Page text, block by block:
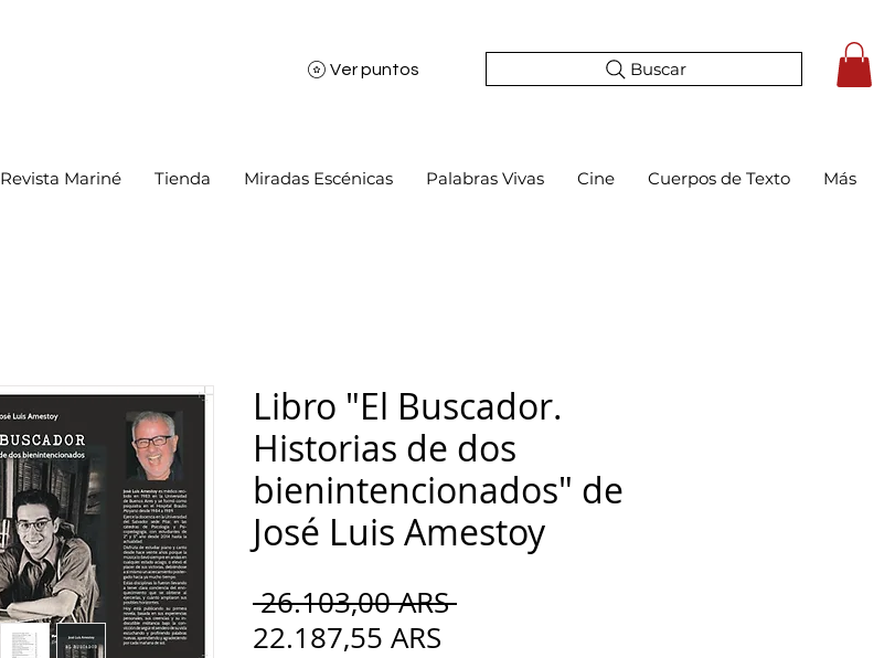
Ver puntos Buscar
Revista Mariné Tienda Miradas Escénicas Palabras Vivas Cine Cuerpos de Texto Más
Libro "El Buscador.
Historias de dos
bienintencionados" de
José Luis Amestoy
26.103,00 ARS Precio
22.187,55 ARS